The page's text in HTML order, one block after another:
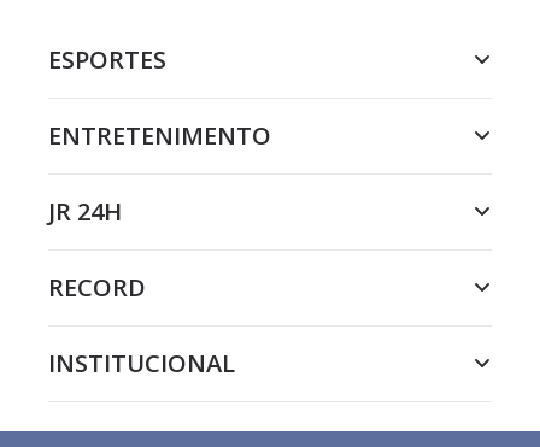
ESPORTES
ENTRETENIMENTO
JR 24H
RECORD
INSTITUCIONAL